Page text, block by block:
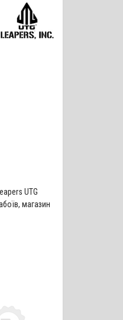
UTG
, магазин